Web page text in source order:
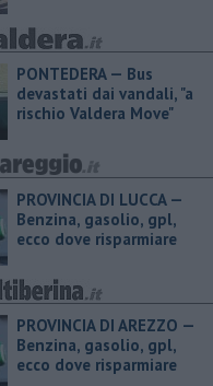
PONTEDERA — Bus
devastati dai vandali, "a
rischio Valdera Move"
PROVINCIA DI LUCCA — ​
Benzina, gasolio, gpl,
ecco dove risparmiare
PROVINCIA DI AREZZO — ​
Benzina, gasolio, gpl,
ecco dove risparmiare